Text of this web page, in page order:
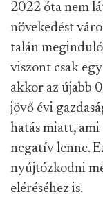
2022 óta nem
növekedést
talán
viszont csak
akkor az újabb
jövő évi
hatás miatt, ami
negatív lenne.
nyújtózkodni
eléréséhez is.